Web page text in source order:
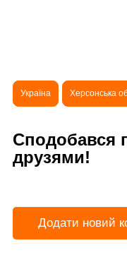
Україна Херсонська
Сподобався
друзями!
Додати новий